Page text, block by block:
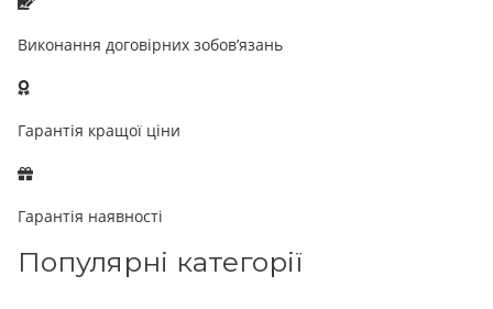
Виконання договірних зобов’язань
Гарантія кращої ціни
Гарантія наявності
Популярні категорії